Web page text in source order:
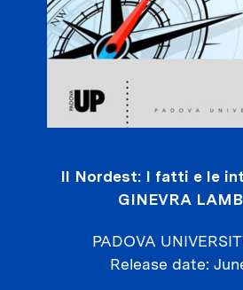
Il Nordest: I fatti e le
GINEVRA
PADOVA
Release date